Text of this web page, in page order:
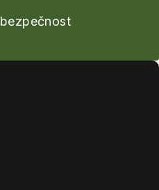
bezpečnost